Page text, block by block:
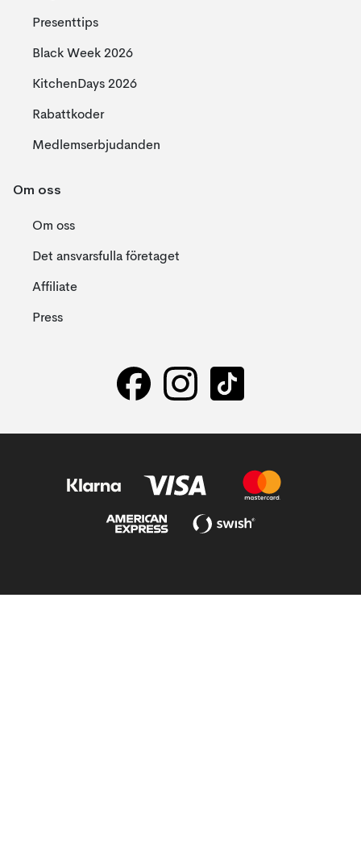
Presenttips
Black Week 2026
KitchenDays 2026
Rabattkoder
Medlemserbjudanden
Om oss
Om oss
Det ansvarsfulla företaget
Affiliate
Press